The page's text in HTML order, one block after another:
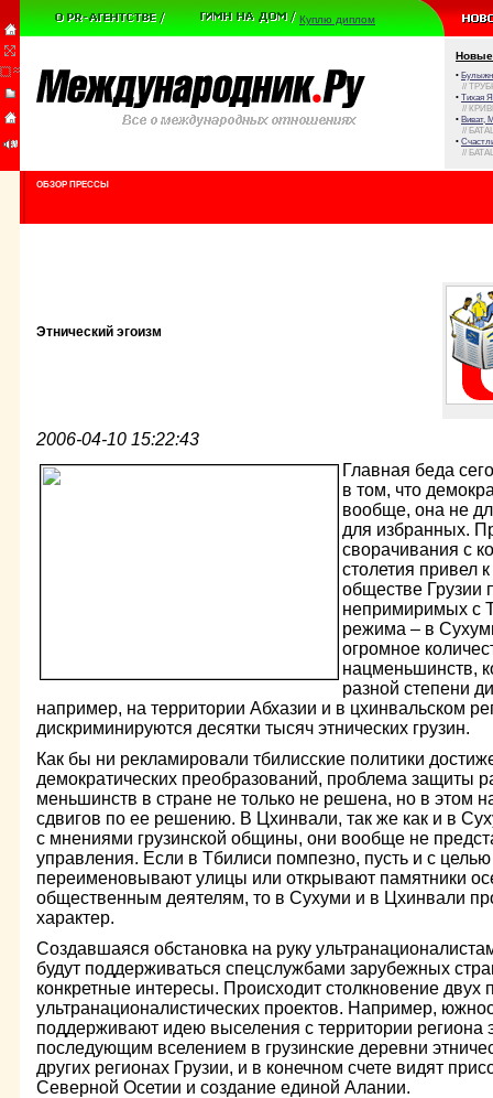
Куплю диплом
Новые
•
//
• Тихая
//
• Виват,
//
•
//
ОБЗОР ПРЕССЫ
Этнический эгоизм
2006-04-10 15:22:43
Главная беда
в том, что
вообще, она не
для избранных.
сворачивания с
столетия привел
обществе Грузии
непримиримых с
режима – в
огромное
нацменьшинств,
разной степени
например, на территории Абхазии и в цхинвальском
дискриминируются десятки тысяч этнических грузин.
Как бы ни рекламировали тбилисские политики
демократических преобразований, проблема защиты
меньшинств в стране не только не решена, но в этом
сдвигов по ее решению. В Цхинвали, так же как и в
с мнениями грузинской общины, они вообще не
управления. Если в Тбилиси помпезно, пусть и с
переименовывают улицы или открывают памятники
общественным деятелям, то в Сухуми и в Цхинвали
характер.
Создавшаяся обстановка на руку
будут поддерживаться спецслужбами зарубежных
конкретные интересы. Происходит столкновение двух
ультранационалистических проектов. Например,
поддерживают идею выселения с территории региона
последующим вселением в грузинские деревни
других регионах Грузии, и в конечном счете видят
Северной Осетии и создание единой Алании.